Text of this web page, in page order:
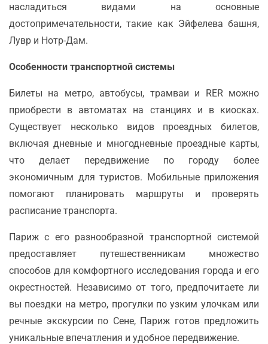
насладиться видами на основные
достопримечательности, такие как Эйфелева башня,
Лувр и Нотр-Дам.
Особенности транспортной системы
Билеты на метро, автобусы, трамваи и RER можно
приобрести в автоматах на станциях и в киосках.
Существует несколько видов проездных билетов,
включая дневные и многодневные проездные карты,
что делает передвижение по городу более
экономичным для туристов. Мобильные приложения
помогают планировать маршруты и проверять
расписание транспорта.
Париж с его разнообразной транспортной системой
предоставляет путешественникам множество
способов для комфортного исследования города и его
окрестностей. Независимо от того, предпочитаете ли
вы поездки на метро, прогулки по узким улочкам или
речные экскурсии по Сене, Париж готов предложить
уникальные впечатления и удобное передвижение.